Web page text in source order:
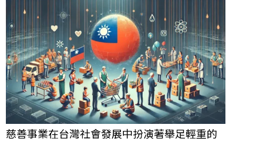
慈善事業在台灣社會發展中扮演著舉足輕重的